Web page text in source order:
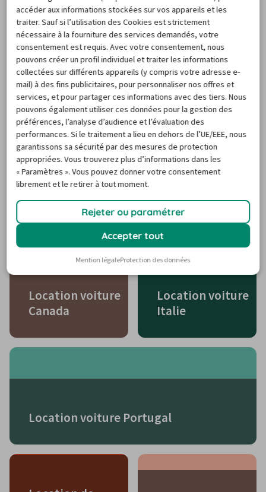
Location voiture Corse
Location voiture
France
USA
Location voiture
Canada
Location voiture
Italie
Location voiture Portugal
accéder aux informations stockées sur vos appareils et les
traiter. Sauf si l’utilisation des Cookies est strictement
nécessaire à la fourniture des services demandés, votre
consentement est requis. Avec votre consentement, nous
pouvons créer un profil individuel et traiter les informations
collectées sur différents appareils (y compris votre adresse e-
mail) à des fins publicitaires, pour personnaliser nos offres et
services, et pour partager ces informations avec des tiers. Nous
pouvons également utiliser ces données pour la gestion des
préférences, l’analyse d’audience et l’évaluation des
performances. Si le traitement a lieu en dehors de l’UE/EEE, nous
garantissons sa sécurité par des mesures de protection
appropriées. Vous trouverez plus d’informations dans les
« Paramètres ». Vous pouvez donner votre consentement
librement et le retirer à tout moment.
Rejeter ou paramétrer
Accepter tout
Mention légaleProtection des données